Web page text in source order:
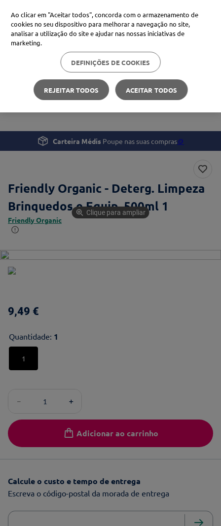
Procure no Marketplace Médis
Pesquisas mais comuns
xiaomi
Gravidez e Bebé
Cuidados de Higiene
Friendly Organic - Deterg. Limpeza Brinquedos e Equip.
Carteira Médis Poupe nas suas compras🪙
Friendly Organic - Deterg. Limpeza
Brinquedos e Equip. 500ml 1
Friendly Organic
Clique para ampliar
9,49 €
Quantidade: 1
1
＋
－
Adicionar ao carrinho
Calcule o custo e tempo de entrega
Escreva o código-postal da morada de entrega
Ao clicar em "Aceitar todos", concorda com o armazenamento de
cookies no seu dispositivo para melhorar a navegação no site,
analisar a utilização do site e ajudar nas nossas iniciativas de
marketing.
DEFINIÇÕES DE COOKIES
REJEITAR TODOS ACEITAR TODOS